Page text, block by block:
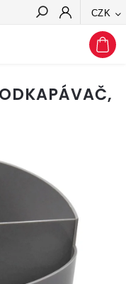
CZK
Hledat